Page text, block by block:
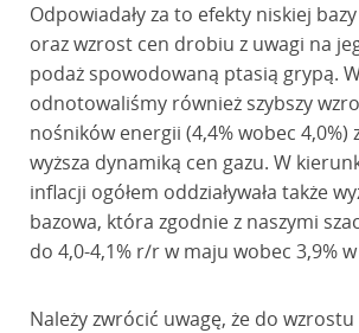
Odpowiadały za to efekty niskiej
oraz wzrost cen drobiu z uwagi na
podaż spowodowaną ptasią grypą.
odnotowaliśmy również szybszy
nośników energii (4,4% wobec 4,0%)
wyższa dynamiką cen gazu. W
inflacji ogółem oddziaływała także
bazowa, która zgodnie z naszymi
do 4,0-4,1% r/r w maju wobec 3,9%
Należy zwrócić uwagę, że do